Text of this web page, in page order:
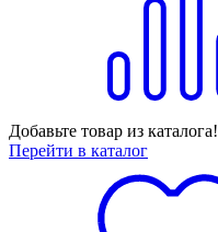
Добавьте товар из каталога!
Перейти в каталог